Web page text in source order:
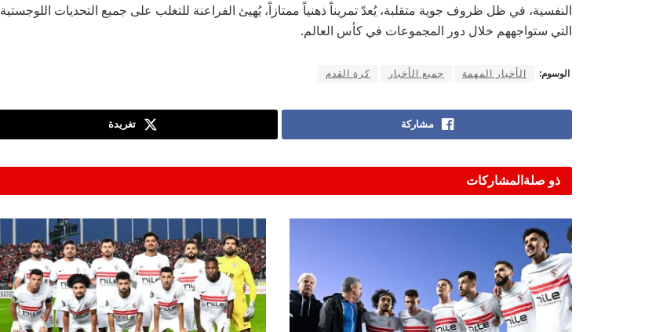
النفسية، في ظل ظروف جوية متقلبة، يُعدّ تمريناً ذهنياً ممتازاً، يُهيئ الفراعنة للتغلب على جميع التحديات اللوجستية
التي ستواجههم خلال دور المجموعات في كأس العالم.
الوسوم: الأخبار المهمة جميع الأخبار كرة القدم
مشاركة تغريدة
ذو صلةالمشاركات